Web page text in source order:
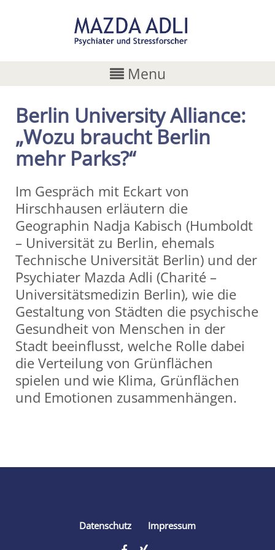
Menu
Berlin University Alliance:
„Wozu braucht Berlin
mehr Parks?“
Im Gespräch mit Eckart von
Hirschhausen erläutern die
Geographin Nadja Kabisch (Humboldt
– Universität zu Berlin, ehemals
Technische Universität Berlin) und der
Psychiater Mazda Adli (Charité –
Universitätsmedizin Berlin), wie die
Gestaltung von Städten die psychische
Gesundheit von Menschen in der
Stadt beeinflusst, welche Rolle dabei
die Verteilung von Grünflächen
spielen und wie Klima, Grünflächen
und Emotionen zusammenhängen.
Datenschutz Impressum